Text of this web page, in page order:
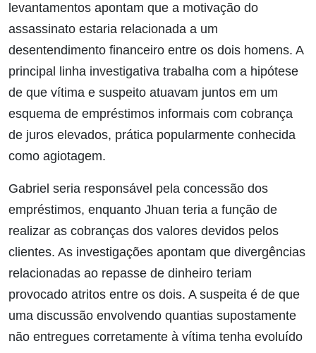
levantamentos apontam que a motivação do
assassinato estaria relacionada a um
desentendimento financeiro entre os dois homens. A
principal linha investigativa trabalha com a hipótese
de que vítima e suspeito atuavam juntos em um
esquema de empréstimos informais com cobrança
de juros elevados, prática popularmente conhecida
como agiotagem.
Gabriel seria responsável pela concessão dos
empréstimos, enquanto Jhuan teria a função de
realizar as cobranças dos valores devidos pelos
clientes. As investigações apontam que divergências
relacionadas ao repasse de dinheiro teriam
provocado atritos entre os dois. A suspeita é de que
uma discussão envolvendo quantias supostamente
não entregues corretamente à vítima tenha evoluído